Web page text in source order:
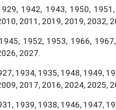
1942, 1943, 1950,
2011, 2019, 2019, 2032,
1952, 1953, 1966,
2027.
1934, 1935, 1948, 1949,
2017, 2016, 2024, 2025,
1939, 1938, 1946, 1947,